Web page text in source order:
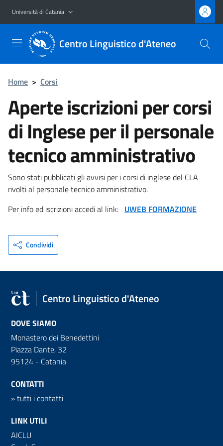
Vai al contenuto principale
Vai al menu di navigazione
Università di Catania
Centro Linguistico d'Ateneo
Home > Corsi
Aperte iscrizioni per corsi
di Inglese per il personale
tecnico amministrativo
Sono stati pubblicati gli avvisi per i corsi di inglese del CLA
rivolti al personale tecnico amministrativo.
Per info ed iscrizioni accedi al link: UWEB FORMAZIONE
Condividi
Centro Linguistico d'Ateneo
DOVE SIAMO
Monastero dei Benedettini
Piazza Dante, 32
95124 - Catania
CONTATTI
»tutti i contatti
LINK UTILI
AICLU